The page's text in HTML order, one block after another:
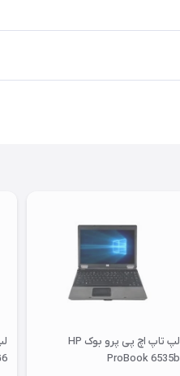
لپ تاپ اچ پی پرو بوک HP
ProBook 6535b